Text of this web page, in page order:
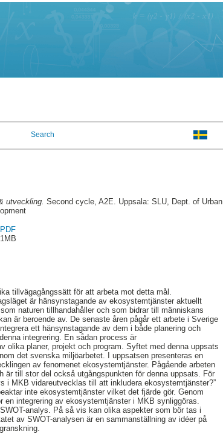
Search
utveckling. Second cycle, A2E. Uppsala: SLU, Dept. of Urban
PDF
1MB
tillvägagångssätt för att arbeta mot detta mål.
är hänsynstagande av ekosystemtjänster aktuellt
naturen tillhandahåller och som bidrar till människans
är beroende av. De senaste åren pågår ett arbete i Sverige
ett hänsynstagande av dem i både planering och
integrering. En sådan process är
olika planer, projekt och program. Syftet med denna uppsats
det svenska miljöarbetet. I uppsatsen presenteras en
av fenomenet ekosystemtjänster. Pågående arbeten
till stor del också utgångspunkten för denna uppsats. För
i MKB vidareutvecklas till att inkludera ekosystemtjänster?”
inte ekosystemtjänster vilket det fjärde gör. Genom
en integrering av ekosystemtjänster i MKB synliggöras.
analys. På så vis kan olika aspekter som bör tas i
av SWOT-analysen är en sammanställning av idéer på